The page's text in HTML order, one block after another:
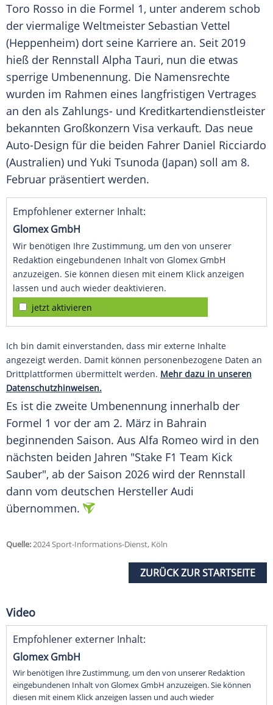
Toro Rosso in die Formel 1, unter anderem schob
der viermalige Weltmeister Sebastian Vettel
(Heppenheim) dort seine Karriere an. Seit 2019
hieß der Rennstall Alpha Tauri, nun die etwas
sperrige Umbenennung. Die Namensrechte
wurden im Rahmen eines langfristigen Vertrages
an den als Zahlungs- und Kreditkartendienstleister
bekannten Großkonzern Visa verkauft. Das neue
Auto-Design für die beiden Fahrer Daniel Ricciardo
(Australien) und Yuki Tsunoda (Japan) soll am 8.
Februar präsentiert werden.
Empfohlener externer Inhalt:
Glomex GmbH
Wir benötigen Ihre Zustimmung, um den von unserer
Redaktion eingebundenen Inhalt von Glomex GmbH
anzuzeigen. Sie können diesen mit einem Klick anzeigen
lassen und auch wieder deaktivieren.
jetzt aktivieren
Ich bin damit einverstanden, dass mir externe Inhalte
angezeigt werden. Damit können personenbezogene Daten an
Drittplattformen übermittelt werden. Mehr dazu in unseren
Datenschutzhinweisen.
Es ist die zweite Umbenennung innerhalb der
Formel 1 vor der am 2. März in Bahrain
beginnenden Saison. Aus Alfa Romeo wird in den
nächsten beiden Jahren "Stake F1 Team Kick
Sauber", ab der Saison 2026 wird der Rennstall
dann vom deutschen Hersteller Audi
übernommen.
Quelle:2024 Sport-Informations-Dienst, Köln
ZURÜCK ZUR STARTSEITE
Video
Empfohlener externer Inhalt:
Glomex GmbH
Wir benötigen Ihre Zustimmung, um den von unserer Redaktion
eingebundenen Inhalt von Glomex GmbH anzuzeigen. Sie können
diesen mit einem Klick anzeigen lassen und auch wieder